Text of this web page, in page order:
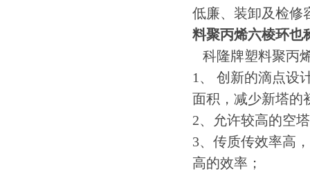
低廉、装卸及检修
料聚丙烯六棱环也
科隆牌塑料聚丙
1、 创新的滴点设
面积，减少新塔的
2、允许较高的空
3、传质传效率高
高的效率；